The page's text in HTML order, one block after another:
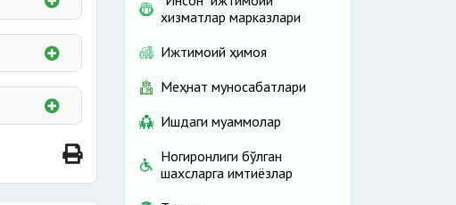
хизматлар марказлари
Ижтимоий ҳимоя
Меҳнат муносабатлари
Ишдаги муаммолар
Ногиронлиги бўлган
шахсларга имтиёзлар